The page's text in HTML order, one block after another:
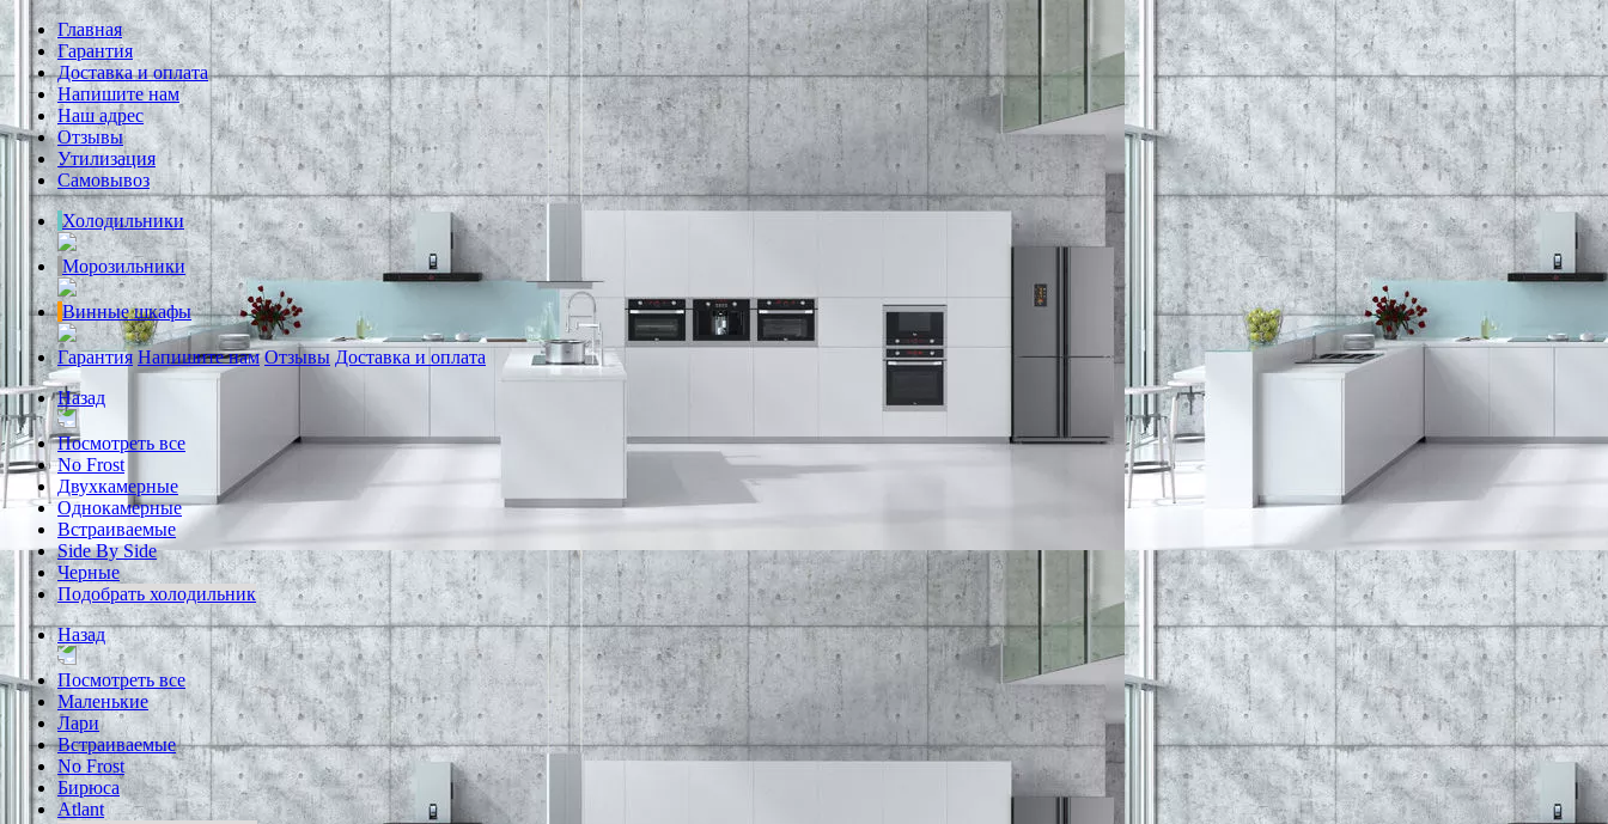
Главная
Гарантия
Доставка и оплата
Напишите нам
Наш адрес
Отзывы
Утилизация
Самовывоз
Холодильники
Морозильники
Винные шкафы
Гарантия Напишите нам Отзывы Доставка и оплата
Назад
Посмотреть все
No Frost
Двухкамерные
Однокамерные
Встраиваемые
Side By Side
Черные
Подобрать холодильник
Назад
Посмотреть все
Маленькие
Лари
Встраиваемые
No Frost
Бирюса
Atlant